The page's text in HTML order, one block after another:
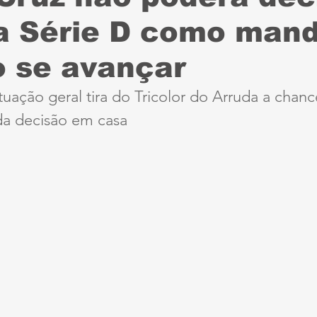
Sport Série B ciclismo parapan
Série D como
se avançar
geral tira do Tricolor do Arruda a
decisão em casa